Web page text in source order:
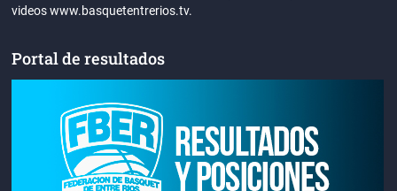
videos www.basquetentrerios.tv.
Portal de resultados